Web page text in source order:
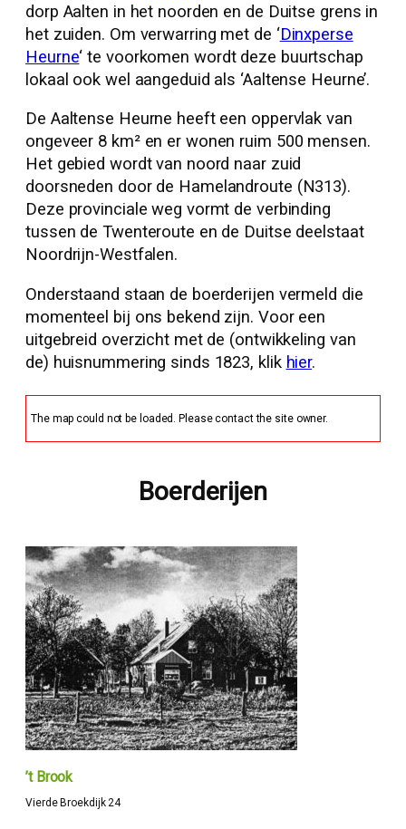
dorp Aalten in het noorden en de Duitse grens in
het zuiden. Om verwarring met de ‘Dinxperse
Heurne‘ te voorkomen wordt deze buurtschap
lokaal ook wel aangeduid als ‘Aaltense Heurne’.
De Aaltense Heurne heeft een oppervlak van
ongeveer 8 km² en er wonen ruim 500 mensen.
Het gebied wordt van noord naar zuid
doorsneden door de Hamelandroute (N313).
Deze provinciale weg vormt de verbinding
tussen de Twenteroute en de Duitse deelstaat
Noordrijn-Westfalen.
Onderstaand staan de boerderijen vermeld die
momenteel bij ons bekend zijn. Voor een
uitgebreid overzicht met de (ontwikkeling van
de) huisnummering sinds 1823, klik hier.
The map could not be loaded. Please contact the site owner.
Boerderijen
’t Brook
Vierde Broekdijk 24